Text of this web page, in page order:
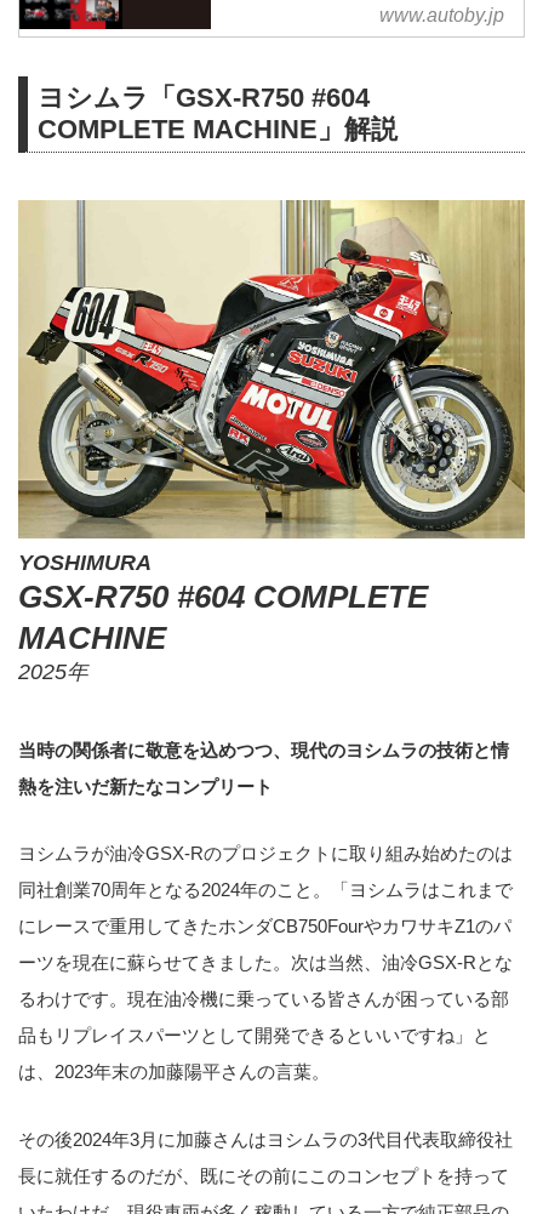
www.autoby.jp
ヨシムラ「GSX-R750 #604
COMPLETE MACHINE」解説
YOSHIMURA
GSX-R750 #604 COMPLETE
MACHINE
2025年
当時の関係者に敬意を込めつつ、現代のヨシムラの技術と情
熱を注いだ新たなコンプリート
ヨシムラが油冷GSX-Rのプロジェクトに取り組み始めたのは
同社創業70周年となる2024年のこと。「ヨシムラはこれまで
にレースで重用してきたホンダCB750FourやカワサキZ1のパ
ーツを現在に蘇らせてきました。次は当然、油冷GSX-Rとな
るわけです。現在油冷機に乗っている皆さんが困っている部
品もリプレイスパーツとして開発できるといいですね」と
は、2023年末の加藤陽平さんの言葉。
その後2024年3月に加藤さんはヨシムラの3代目代表取締役社
長に就任するのだが、既にその前にこのコンセプトを持って